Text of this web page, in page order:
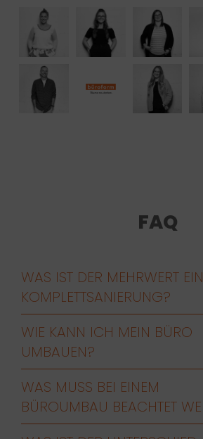
FAQ
WAS IST DER MEHRWERT
KOMPLETTSANIERUNG?
WIE KANN ICH MEIN BÜRO
UMBAUEN?
WAS MUSS BEI EINEM
BÜROUMBAU BEACHTET